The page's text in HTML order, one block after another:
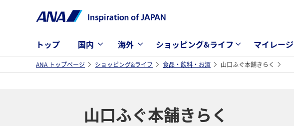
トップ 国内 海外 ショッピング&ライフ マイレージ
ANA トップページ ショッピング&ライフ 食品・飲料・お酒 山口ふぐ本舗きらく
山口ふぐ本舗きらく